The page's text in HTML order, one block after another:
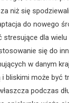
niż się
do nowego
stresujące dla
się do
w danym
bliskimi może być
podczas